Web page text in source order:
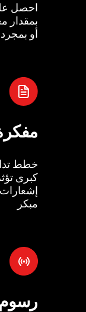
احصل
بمقدار
أو
خطط
كبرى
مبكر
رسوم